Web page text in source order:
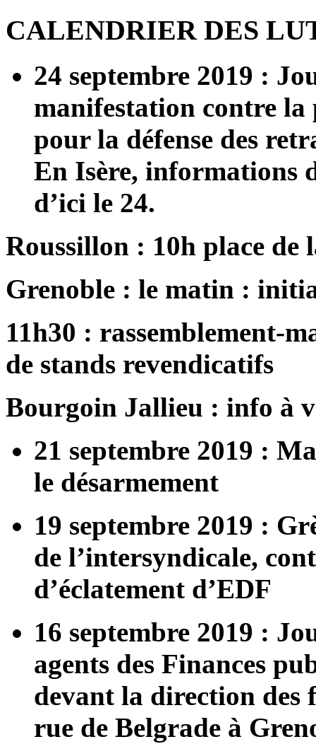
CALENDRIER DES
24 septembre 2019 :
manifestation contre la
pour la défense des
En Isère, informations
d’ici le 24.
Roussillon : 10h place de
Grenoble : le matin :
11h30 : rassemblement-
de stands revendicatifs
Bourgoin Jallieu : info à
21 septembre 2019 :
le désarmement
19 septembre 2019 :
de l’intersyndicale,
d’éclatement d’EDF
16 septembre 2019 :
agents des Finances
devant la direction des
rue de Belgrade à